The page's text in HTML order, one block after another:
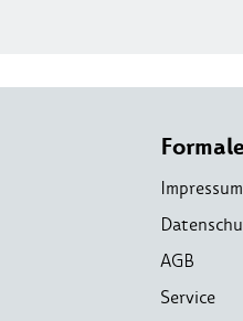
Impressum
AGB
Service